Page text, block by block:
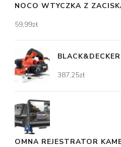
NOCO WTYCZKA Z
59,99zł
387,25zł
OMNA REJESTRATOR